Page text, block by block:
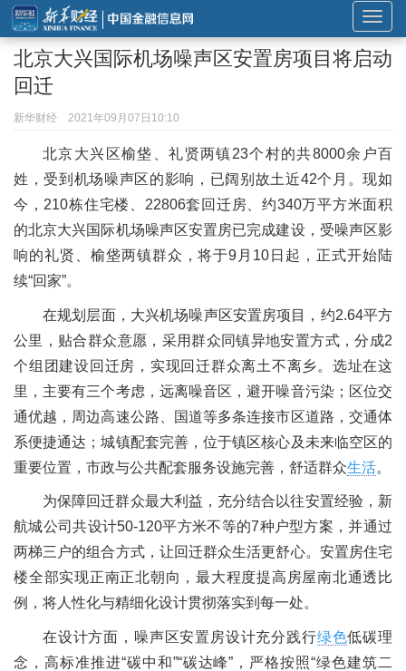
展
开
或
导
航
北京大兴国际机场噪声区安置房项目将启动
回迁
新华财经 2021年09月07日10:10
北京大兴区榆垡、礼贤两镇23个村的共8000余户百
姓，受到机场噪声区的影响，已阔别故土近42个月。现如
今，210栋住宅楼、22806套回迁房、约340万平方米面积
的北京大兴国际机场噪声区安置房已完成建设，受噪声区影
响的礼贤、榆垡两镇群众，将于9月10日起，正式开始陆
续“回家”。
在规划层面，大兴机场噪声区安置房项目，约2.64平方
公里，贴合群众意愿，采用群众同镇异地安置方式，分成2
个组团建设回迁房，实现回迁群众离土不离乡。选址在这
里，主要有三个考虑，远离噪音区，避开噪音污染；区位交
通优越，周边高速公路、国道等多条连接市区道路，交通体
系便捷通达；城镇配套完善，位于镇区核心及未来临空区的
重要位置，市政与公共配套服务设施完善，舒适群众生活。
为保障回迁群众最大利益，充分结合以往安置经验，新
航城公司共设计50-120平方米不等的7种户型方案，并通过
两梯三户的组合方式，让回迁群众生活更舒心。安置房住宅
楼全部实现正南正北朝向，最大程度提高房屋南北通透比
例，将人性化与精细化设计贯彻落实到每一处。
在设计方面，噪声区安置房设计充分践行绿色低碳理
念，高标准推进“碳中和”“碳达峰”，严格按照“绿色建筑二